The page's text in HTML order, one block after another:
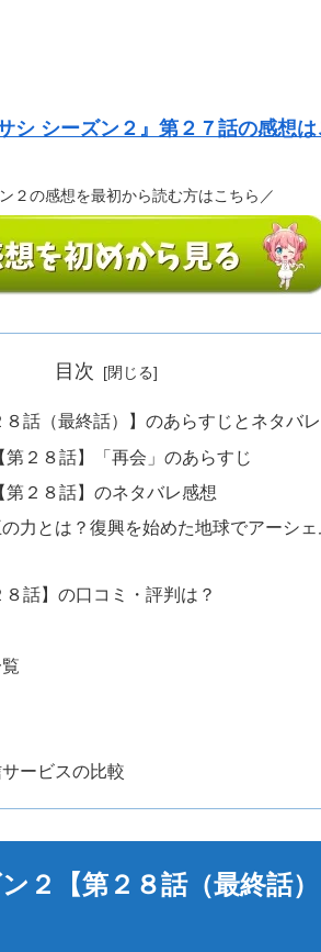
シ シーズン２』第２７話の感想は
２の感想を最初から読む方はこちら／
目次
話（最終話）】のあらすじとネタバ
２８話】「再会」のあらすじ
第２８話】のネタバレ感想
力とは？復興を始めた地球でアーシ
話】の口コミ・評判は？
ービスの比較
２【第２８話（最終話